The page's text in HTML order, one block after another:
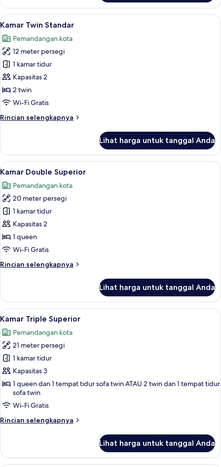
Kamar
Double
Standar
Lihat
semua
foto
untuk
Kamar
Twin
Standar
Kamar Twin Standar | Seprai
8
Kamar Twin Standar
Pemandangan kota
12 meter persegi
1 kamar tidur
Kapasitas 2
2 twin
Wi-Fi Gratis
Rincian selengkapnya
Rincian
Kamar
Twin
Standar
Lihat harga untuk tanggal Anda
Lihat
semua
foto
untuk
Kamar
Double
Superior
Kamar Double Superior | Seprai
10
Kamar Double Superior
Pemandangan kota
20 meter persegi
1 kamar tidur
Kapasitas 2
1 queen
Wi-Fi Gratis
Rincian selengkapnya
Rincian
Kamar
Double
Superior
Lihat harga untuk tanggal Anda
Lihat
semua
foto
untuk
Kamar
Triple
Superior
Kamar Triple Superior | Seprai
6
Kamar Triple Superior
Pemandangan kota
21 meter persegi
1 kamar tidur
Kapasitas 3
1 queen dan 1 tempat tidur sofa twin ATAU 2 twin dan 1 tempat tidur
sofa twin
Wi-Fi Gratis
Rincian selengkapnya
Rincian
Kamar
Triple
Lihat harga untuk tanggal Anda